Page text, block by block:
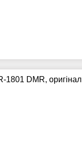
1801 DMR, оригінал